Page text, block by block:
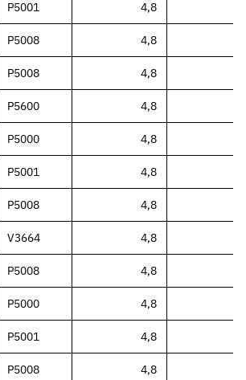
P5001 4,8
P5008 4,8
P5008 4,8
P5600 4,8
P5000 4,8
P5001 4,8
P5008 4,8
V3664 4,8
P5008 4,8
P5000 4,8
P5001 4,8
P5008 4,8